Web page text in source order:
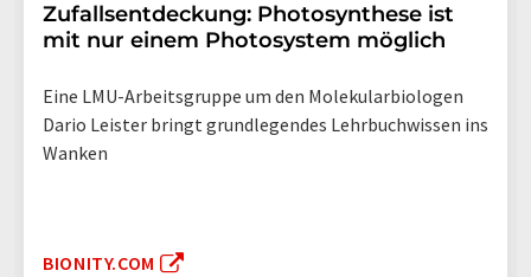
Zufallsentdeckung: Photosynthese ist
mit nur einem Photosystem möglich
Eine LMU-Arbeitsgruppe um den Molekularbiologen
Dario Leister bringt grundlegendes Lehrbuchwissen ins
Wanken
BIONITY.COM